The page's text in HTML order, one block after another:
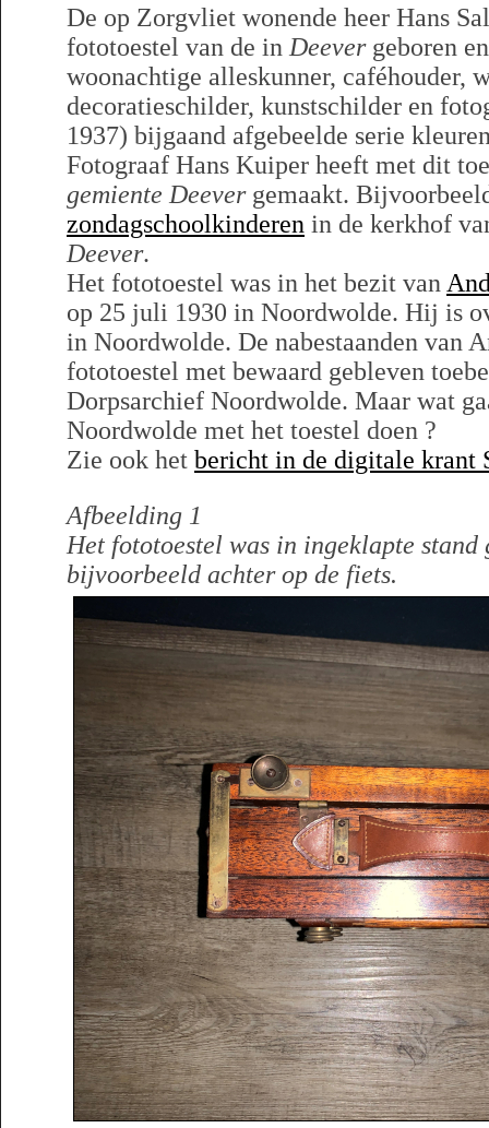
De op Zorgvliet wonende heer Hans
fototoestel van de in Deevergeboren
woonachtige alleskunner, caféhouder,
decoratieschilder, kunstschilder en
1937) bijgaand afgebeelde serie
Fotograaf Hans Kuiper heeft met dit
gemiente Deevergemaakt.
zondagschoolkinderen in de kerkhof
Deever.
Het fototoestel was in het bezit van
op 25 juli 1930 in Noordwolde. Hij is
in Noordwolde. De nabestaanden van
fototoestel met bewaard gebleven
Dorpsarchief Noordwolde. Maar wat
Noordwolde met het toestel doen ?
Zie ook het bericht in de digitale krant
Afbeelding 1
Het fototoestel was in ingeklapte
bijvoorbeeld achter op de fiets.